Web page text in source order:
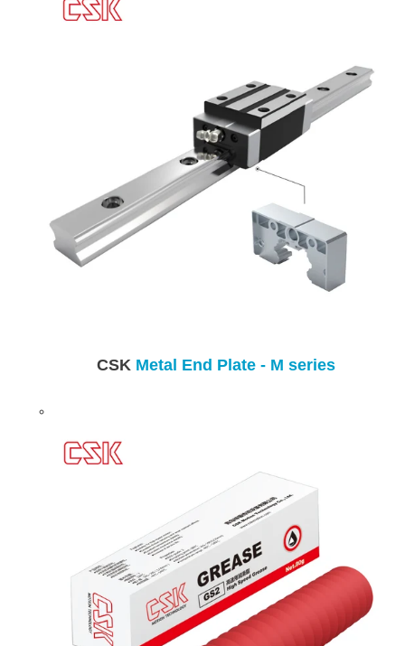
CSK Metal End Plate - M series